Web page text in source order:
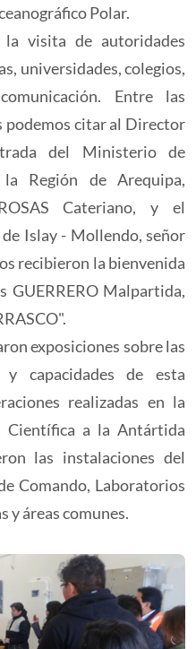
Polar.
visita de autoridades
universidades, colegios,
Entre las
podemos citar al Director
del Ministerio de
Región de Arequipa,
Cateriano, y el
Islay - Mollendo, señor
recibieron la bienvenida
GUERRERO Malpartida,
exposiciones sobre las
y capacidades de esta
realizadas en la
Científica a la Antártida
las instalaciones del
Comando, Laboratorios
y áreas comunes.